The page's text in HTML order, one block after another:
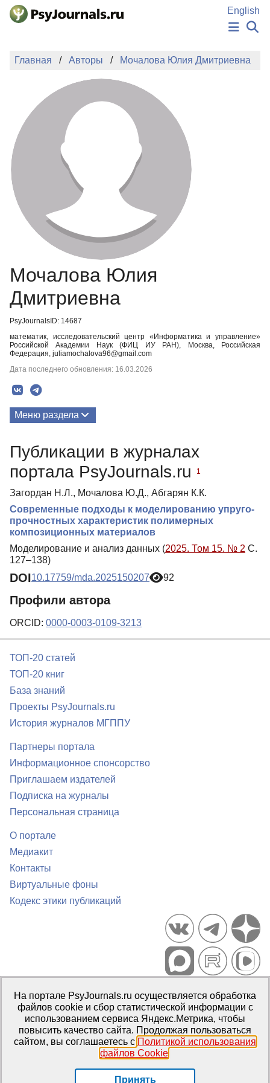
Перейти к основному содержанию
English
НОВОСТИ
АВТОРЫ
ПОДАТЬ РУКОПИСЬ
БАЗА ЗНАНИЙ
КЛЮЧЕВЫЕ СЛОВА
Регистрация
Главная Авторы Мочалова Юлия Дмитриевна
Мочалова Юлия
Дмитриевна
PsyJournalsID: 14687
математик, исследовательский центр «Информатика и управление»
Российской Академии Наук (ФИЦ ИУ РАН), Москва, Российская
Федерация, juliamochalova96@gmail.com
Дата последнего обновления: 16.03.2026
Меню раздела
Публикации в журналах
портала PsyJournals.ru
1
Загордан Н.Л., Мочалова Ю.Д., Абгарян К.К.
Современные подходы к моделированию упруго-
прочностных характеристик полимерных
композиционных материалов
Моделирование и анализ данных (2025. Том 15. № 2 С.
127–138)
DOI10.17759/mda.2025150207 92
Профили автора
ORCID: 0000-0003-0109-3213
ТОП-20 статей
ТОП-20 книг
База знаний
Проекты PsyJournals.ru
История журналов МГППУ
Партнеры портала
Информационное спонсорство
Приглашаем издателей
Подписка на журналы
Персональная страница
О портале
Медиакит
Контакты
Виртуальные фоны
Кодекс этики публикаций
Портал психологических изданий PsyJournals.ru, 2007–2026
Правила использования материалов
Свидетельство регистрации СМИЭл № ФС77-66447 от 14 июля
2016 г.
Издатель: ФГБОУ ВО МГППУ
На портале PsyJournals.ru осуществляется обработка
файлов cookie и сбор статистической информации с
использованием сервиса Яндекс.Метрика, чтобы
повысить качество сайта. Продолжая пользоваться
сайтом, вы соглашаетесь с Политикой использования
файлов Cookie.
Принять